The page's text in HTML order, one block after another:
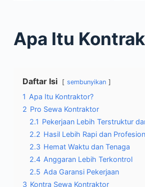
Apa Itu
Daftar Isi sembunyikan
1 Apa Itu Kontraktor?
2 Pro Sewa Kontraktor
2.1 Pekerjaan Lebih Terstruktur
2.2 Hasil Lebih Rapi dan
2.3 Hemat Waktu dan Tenaga
2.4 Anggaran Lebih Terkontrol
2.5 Ada Garansi Pekerjaan
3 Kontra Sewa Kontraktor